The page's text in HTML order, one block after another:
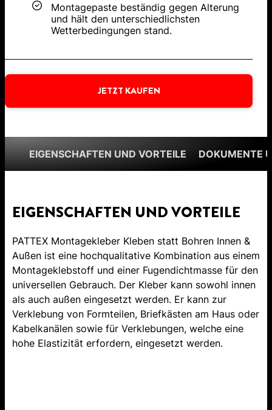
Montagepaste beständig gegen Alterung
und hält den unterschiedlichsten
Wetterbedingungen stand.
JETZT KAUFEN
EIGENSCHAFTEN UND VORTEILE DOKUMENTE
EIGENSCHAFTEN UND VORTEILE
PATTEX Montagekleber Kleben statt Bohren Innen &
Außen ist eine hochqualitative Kombination aus einem
Montageklebstoff und einer Fugendichtmasse für den
universellen Gebrauch. Der Kleber kann sowohl innen
als auch außen eingesetzt werden. Er kann zur
Verklebung von Formteilen, Briefkästen am Haus oder
Kabelkanälen sowie für Verklebungen, welche eine
hohe Elastizität erfordern, eingesetzt werden.